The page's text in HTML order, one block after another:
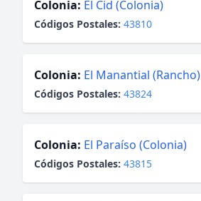
Colonia: El Cid (Colonia)
Códigos Postales: 43810
Colonia: El Manantial (Rancho)
Códigos Postales: 43824
Colonia: El Paraíso (Colonia)
Códigos Postales: 43815